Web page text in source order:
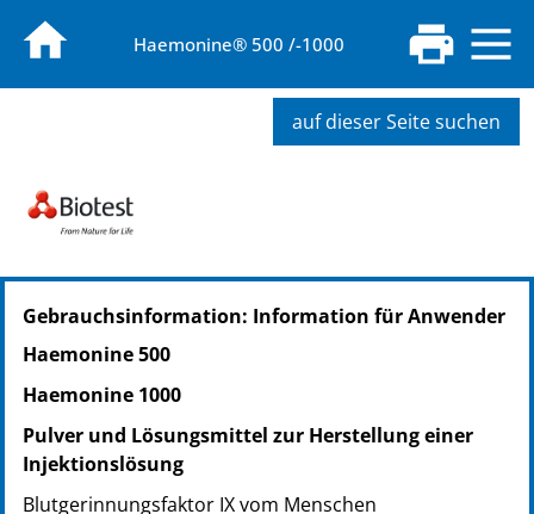
Haemonine® 500 /-1000
auf dieser Seite suchen
PZN: 07373187
PPN: 110737318722
Gebrauchsinformation: Information für Anwender
Haemonine 500
Haemonine 1000
Pulver und Lösungsmittel zur Herstellung einer
Injektionslösung
Blutgerinnungsfaktor IX vom Menschen